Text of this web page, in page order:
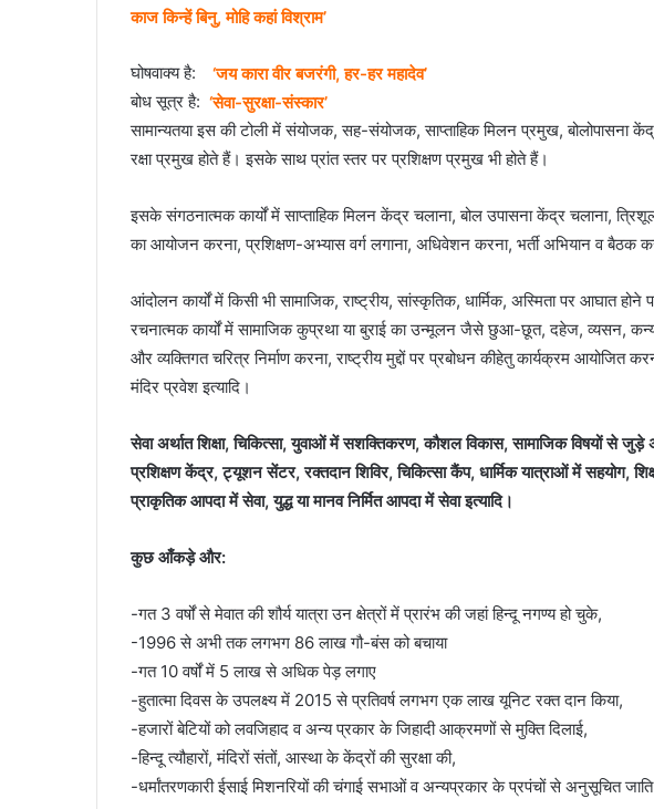
काज किन्हें बिनु, मोहि कहां विश्राम’
घोषवाक्य है:
‘जय कारा वीर बजरंगी, हर-हर महादेव’
बोध सूत्र है: ‘सेवा-सुरक्षा-संस्कार’
सामान्यतया इस की टोली में संयोजक, सह-संयोजक, साप्ताहिक मिलन प्रमुख, बोलोपासना
रक्षा प्रमुख होते हैं। इसके साथ प्रांत स्तर पर प्रशिक्षण प्रमुख भी होते हैं।
इसके संगठनात्मक कार्यों में साप्ताहिक मिलन केंद्र चलाना, बोल उपासना केंद्र चलाना, त्रिशूल
का आयोजन करना, प्रशिक्षण-अभ्यास वर्ग लगाना, अधिवेशन करना, भर्ती अभियान व बैठक
आंदोलन कार्यों में किसी भी सामाजिक, राष्ट्रीय, सांस्कृतिक, धार्मिक, अस्मिता पर आघात
रचनात्मक कार्यों में सामाजिक कुप्रथा या बुराई का उन्मूलन जैसे छुआ-छूत, दहेज, व्यसन, कन्या
और व्यक्तिगत चरित्र निर्माण करना, राष्ट्रीय मुद्दों पर प्रबोधन कीहेतु कार्यक्रम
मंदिर प्रवेश इत्यादि।
सेवा अर्थात शिक्षा, चिकित्सा, युवाओं में सशक्तिकरण, कौशल विकास, सामाजिक विषयों से
प्रशिक्षण केंद्र, ट्यूशन सेंटर, रक्तदान शिविर, चिकित्सा कैंप, धार्मिक यात्राओं में सहयोग,
प्राकृतिक आपदा में सेवा, युद्ध या मानव निर्मित आपदा में सेवा इत्यादि।
कुछ आँकड़े और:
-गत 3 वर्षों से मेवात की शौर्य यात्रा उन क्षेत्रों में प्रारंभ की जहां हिन्दू नगण्य हो चुके,
-1996 से अभी तक लगभग 86 लाख गौ-बंस को बचाया
-गत 10 वर्षों में 5 लाख से अधिक पेड़ लगाए
-हुतात्मा दिवस के उपलक्ष्य में 2015 से प्रतिवर्ष लगभग एक लाख यूनिट रक्त दान किया,
-हजारों बेटियों को लवजिहाद व अन्य प्रकार के जिहादी आक्रमणों से मुक्ति दिलाई,
-हिन्दू त्यौहारों, मंदिरों संतों, आस्था के केंद्रों की सुरक्षा की,
-धर्मांतरणकारी ईसाई मिशनरियों की चंगाई सभाओं व अन्यप्रकार के प्रपंचों से अनुसूचित